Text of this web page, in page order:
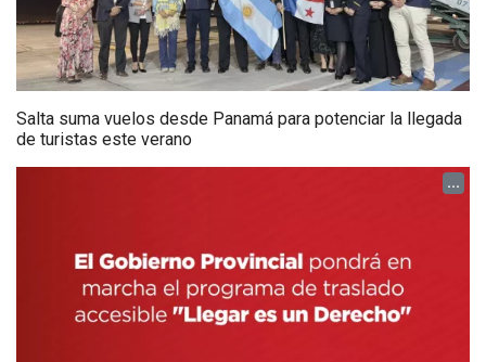
Salta suma vuelos desde Panamá para potenciar la llegada
de turistas este verano
...